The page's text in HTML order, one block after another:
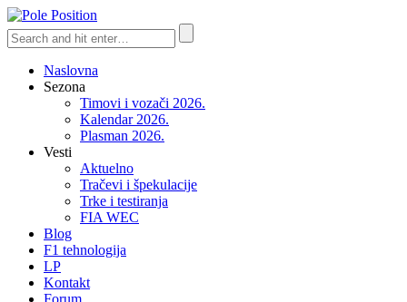
Naslovna
Sezona
Timovi i vozači 2026.
Kalendar 2026.
Plasman 2026.
Vesti
Aktuelno
Tračevi i špekulacije
Trke i testiranja
FIA WEC
Blog
F1 tehnologija
LP
Kontakt
Forum